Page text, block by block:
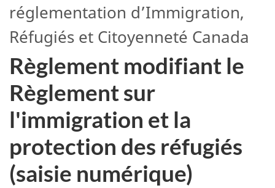
réglementation d’Immigration,
Réfugiés et Citoyenneté Canada
Règlement modifiant le
Règlement sur
l'immigration et la
protection des réfugiés
(saisie numérique)